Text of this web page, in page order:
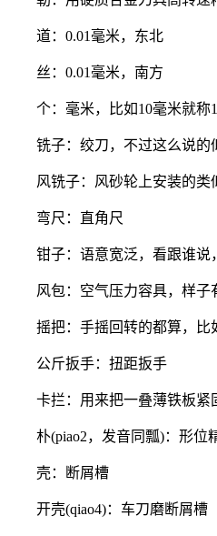
道：0.01毫米，东北
丝：0.01毫米，南方
个：毫米，比如10毫米就称
铣子：绞刀，不过这么说的
风铣子：风砂轮上安装的类
弯尺：直角尺
钳子：语意宽泛，看跟谁说
风包：空气压力容具，样子
摇把：手摇回转的都算，比
公斤扳手：扭距扳手
卡拦：用来把一叠薄铁板紧
朴(piao2，发音同瓢)：形
壳：断屑槽
开壳(qiao4)：车刀磨断屑槽